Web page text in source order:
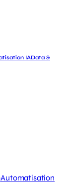
IAData &
Automatisation